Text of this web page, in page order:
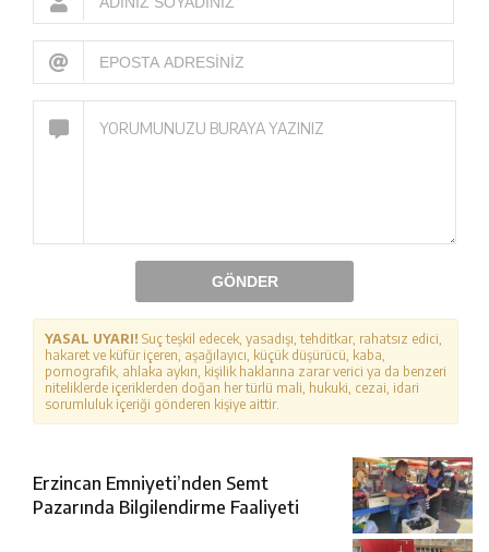
GÖNDER
YASAL UYARI! Suç teşkil edecek, yasadışı, tehditkar, rahatsız edici,
hakaret ve küfür içeren, aşağılayıcı, küçük düşürücü, kaba,
pornografik, ahlaka aykırı, kişilik haklarına zarar verici ya da benzeri
niteliklerde içeriklerden doğan her türlü mali, hukuki, cezai, idari
sorumluluk içeriği gönderen kişiye aittir.
Erzincan Emniyeti’nden Semt
Pazarında Bilgilendirme Faaliyeti